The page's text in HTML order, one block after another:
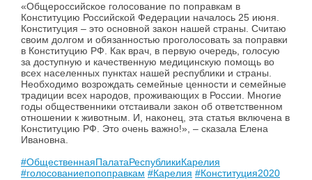
«Общероссийское голосование по поправкам в
Конституцию Российской Федерации началось 25 июня.
Конституция – это основной закон нашей страны. Считаю
своим долгом и обязанностью проголосовать за поправки
в Конституцию РФ. Как врач, в первую очередь, голосую
за доступную и качественную медицинскую помощь во
всех населенных пунктах нашей республики и страны.
Необходимо возрождать семейные ценности и семейные
традиции всех народов, проживающих в России. Многие
годы общественники отстаивали закон об ответственном
отношении к животным. И, наконец, эта статья включена в
Конституцию РФ. Это очень важно!», – сказала Елена
Ивановна.
#ОбщественнаяПалатаРеспубликиКарелия
#голосованиепопоправкам #Карелия #Конституция2020